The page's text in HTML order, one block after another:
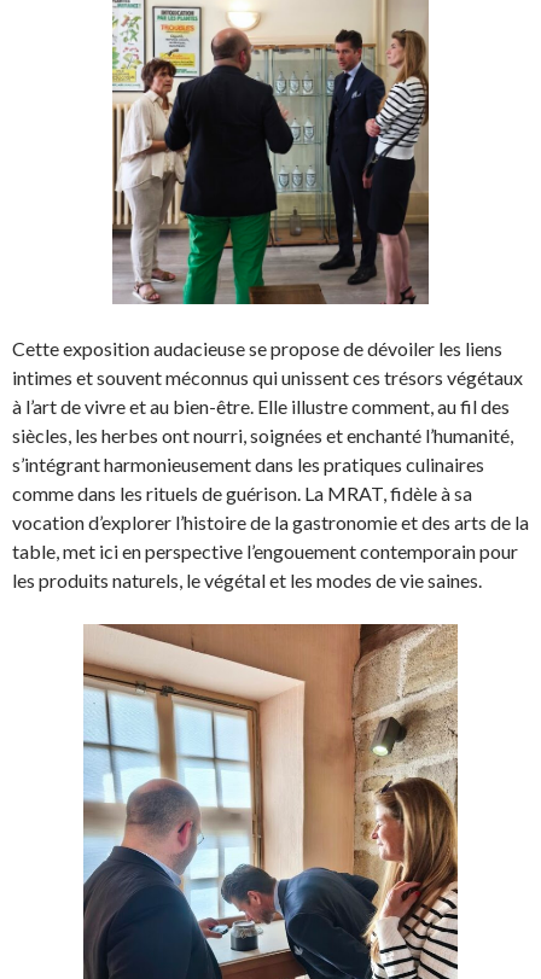
Cette exposition audacieuse se propose de dévoiler les liens
intimes et souvent méconnus qui unissent ces trésors végétaux
à l’art de vivre et au bien-être. Elle illustre comment, au fil des
siècles, les herbes ont nourri, soignées et enchanté l’humanité,
s’intégrant harmonieusement dans les pratiques culinaires
comme dans les rituels de guérison. La MRAT, fidèle à sa
vocation d’explorer l’histoire de la gastronomie et des arts de la
table, met ici en perspective l’engouement contemporain pour
les produits naturels, le végétal et les modes de vie saines.